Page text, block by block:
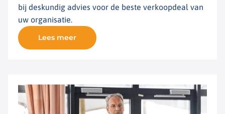
bij deskundig advies voor de beste verkoopdeal van
uw organisatie.
Lees meer